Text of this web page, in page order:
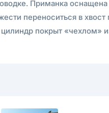
Приманка оснащена
переноситься в
цилиндр покрыт